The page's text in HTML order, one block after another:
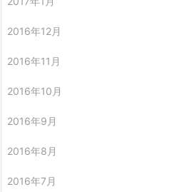
2016年12月
2016年11月
2016年10月
2016年9月
2016年8月
2016年7月